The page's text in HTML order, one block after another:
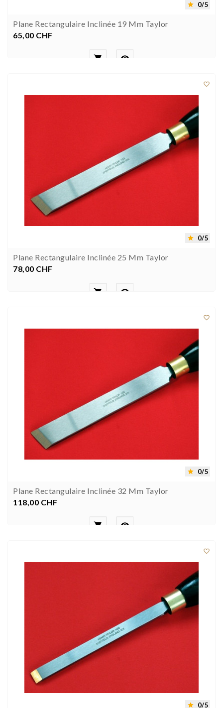
 0/5
Plane Rectangulaire Inclinée 19 Mm Taylor
Preis
65,00 CHF
 

 0/5
Plane Rectangulaire Inclinée 25 Mm Taylor
Preis
78,00 CHF
 

 0/5
Plane Rectangulaire Inclinée 32 Mm Taylor
Preis
118,00 CHF
 

 0/5